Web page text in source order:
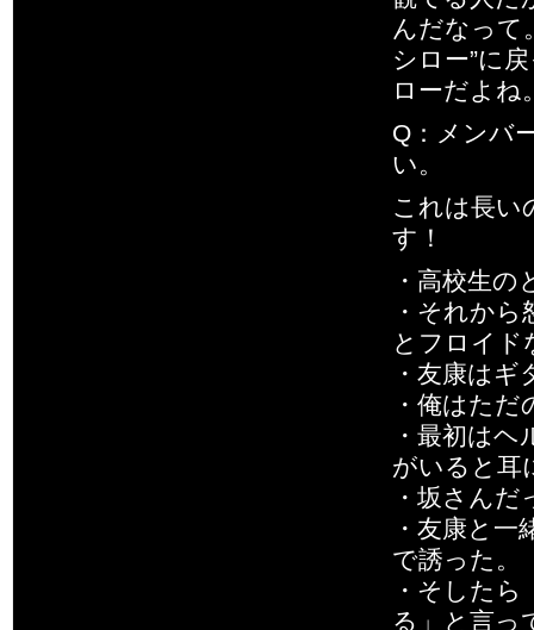
んだなって
シロー”に
ローだよね
Q：メンバ
い。
これは長い
す！
・高校生
・それか
とフロイド
・友康は
・俺はた
・最初は
がいると耳
・坂さんだ
・友康と
で誘った。
・そした
る」と言っ